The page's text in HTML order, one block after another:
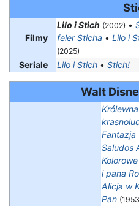
Filmy
Lilo i Stich (2002) •
feler Sticha • Lilo i
(2025)
Seriale Lilo i Stich • Stich!
Walt
Fantazja
Saludos
i pana
Alicja w
Pan